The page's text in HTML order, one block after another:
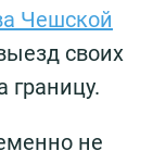
Чешской
своих
границу.
не